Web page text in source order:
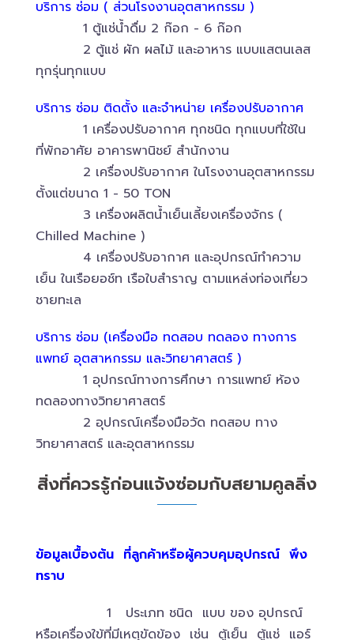
บริการ ซ่อม ( ส่วนโรงงานอุตสาหกรรม )
1 ตู้แช่น้ำดื่ม 2 ก๊อก - 6 ก๊อก
2 ตู้แช่ ผัก ผลไม้ และอาหาร แบบแสตนเลส
ทุกรุ่นทุกแบบ
บริการ ซ่อม ติดตั้ง และจำหน่าย เครื่องปรับอากาศ
1 เครื่องปรับอากาศ ทุกชนิด ทุกแบบที่ใช้ใน
ที่พักอาศัย อาคารพานิชย์ สำนักงาน
2 เครื่องปรับอากาศ ในโรงงานอุตสาหกรรม
ตั้งแต่ขนาด 1 - 50 TON
3 เครื่องผลิตน้ำเย็นเลี้ยงเครื่องจักร (
Chilled Machine )
4 เครื่องปรับอากาศ และอุปกรณ์ทำความ
เย็น ในเรือยอช์ท เรือใบสำราญ ตามแหล่งท่องเที่ยว
ชายทะเล
บริการ ซ่อม (เครื่องมือ ทดสอบ ทดลอง ทางการ
แพทย์ อุตสาหกรรม และวิทยาศาสตร์ )
1 อุปกรณ์ทางการศึกษา การแพทย์ ห้อง
ทดลองทางวิทยาศาสตร์
2 อุปกรณ์เครื่องมือวัด ทดสอบ ทาง
วิทยาศาสตร์ และอุตสาหกรรม
สิ่งที่ควรรู้ก่อนแจ้งซ่อมกับสยามคูลลิ่ง
ข้อมูลเบื้องต้น ที่ลูกค้าหรือผู้ควบคุมอุปกรณ์ พึง
ทราบ
1 ประเภท ชนิด แบบ ของ อุปกรณ์
หรือเครื่องใข้ที่มีเหตุขัดข้อง เช่น ตู้เย็น ตู้แช่ แอร์